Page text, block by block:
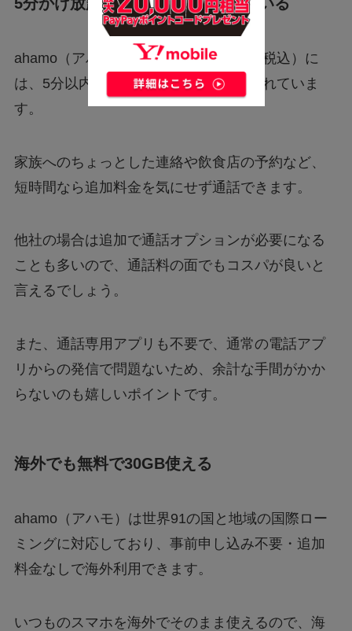
ahamo（アハモ）の月額料金2,970円（税込）に
は、5分以内の国内通話かけ放題が含まれていま
す。
家族へのちょっとした連絡や飲食店の予約など、
短時間なら追加料金を気にせず通話できます。
他社の場合は追加で通話オプションが必要になる
ことも多いので、通話料の面でもコスパが良いと
言えるでしょう。
また、通話専用アプリも不要で、通常の電話アプ
リからの発信で問題ないため、余計な手間がかか
らないのも嬉しいポイントです。
海外でも無料で30GB使える
ahamo（アハモ）は世界91の国と地域の国際ロー
ミングに対応しており、事前申し込み不要・追加
料金なしで海外利用できます。
いつものスマホを海外でそのまま使えるので、海